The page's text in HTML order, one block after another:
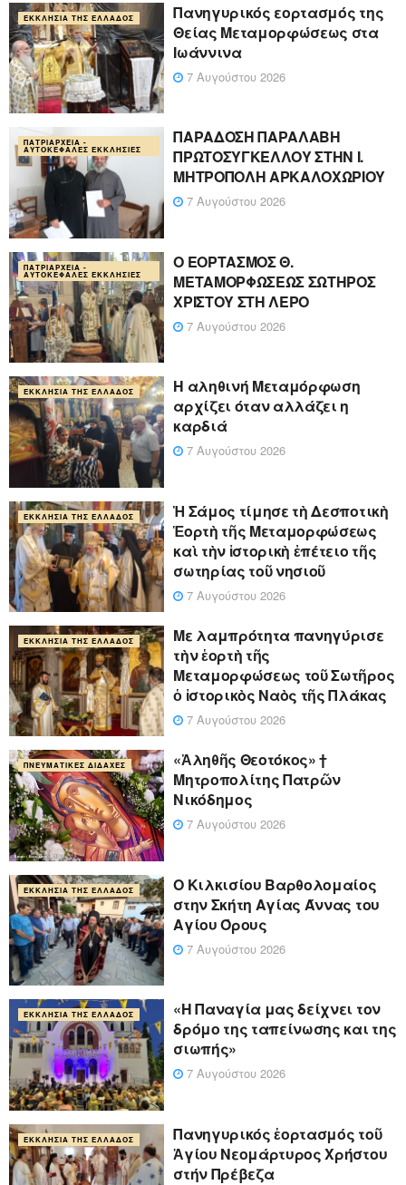
ΕΚΚΛΗΣΊΑ ΤΗΣ ΕΛΛΆΔΟΣ
Πανηγυρικός εορτασμός της
Θείας Μεταμορφώσεως στα
Ιωάννινα
7 Αυγούστου 2026
ΠΑΤΡΙΑΡΧΕΊΑ -
ΑΥΤΟΚΈΦΑΛΕΣ ΕΚΚΛΗΣΊΕΣ
ΠΑΡΑΔΟΣΗ ΠΑΡΑΛΑΒΗ
ΠΡΩΤΟΣΥΓΚΕΛΛΟΥ ΣΤΗΝ Ι.
ΜΗΤΡΟΠΟΛΗ ΑΡΚΑΛΟΧΩΡΙΟΥ
7 Αυγούστου 2026
ΠΑΤΡΙΑΡΧΕΊΑ -
ΑΥΤΟΚΈΦΑΛΕΣ ΕΚΚΛΗΣΊΕΣ
Ο ΕΟΡΤΑΣΜΟΣ Θ.
ΜΕΤΑΜΟΡΦΩΣΕΩΣ ΣΩΤΗΡΟΣ
ΧΡΙΣΤΟΥ ΣΤΗ ΛΕΡΟ
7 Αυγούστου 2026
ΕΚΚΛΗΣΊΑ ΤΗΣ ΕΛΛΆΔΟΣ
Η αληθινή Μεταμόρφωση
αρχίζει όταν αλλάζει η
καρδιά
7 Αυγούστου 2026
ΕΚΚΛΗΣΊΑ ΤΗΣ ΕΛΛΆΔΟΣ
Ἡ Σάμος τίμησε τὴ Δεσποτικὴ
Ἑορτὴ τῆς Μεταμορφώσεως
καὶ τὴν ἱστορικὴ ἐπέτειο τῆς
σωτηρίας τοῦ νησιοῦ
7 Αυγούστου 2026
ΕΚΚΛΗΣΊΑ ΤΗΣ ΕΛΛΆΔΟΣ
Με λαμπρότητα πανηγύρισε
τὴν ἑορτὴ τῆς
Μεταμορφώσεως τοῦ Σωτῆρος
ὁ ἱστορικὸς Ναὸς τῆς Πλάκας
7 Αυγούστου 2026
ΠΝΕΥΜΑΤΙΚΈΣ ΔΙΔΑΧΈΣ
«Ἀληθῆς Θεοτόκος» †
Μητροπολίτης Πατρῶν
Νικόδημος
7 Αυγούστου 2026
ΕΚΚΛΗΣΊΑ ΤΗΣ ΕΛΛΆΔΟΣ
Ο Κιλκισίου Βαρθολομαίος
στην Σκήτη Αγίας Άννας του
Αγίου Όρους
7 Αυγούστου 2026
ΕΚΚΛΗΣΊΑ ΤΗΣ ΕΛΛΆΔΟΣ
«Η Παναγία μας δείχνει τον
δρόμο της ταπείνωσης και της
σιωπής»
7 Αυγούστου 2026
ΕΚΚΛΗΣΊΑ ΤΗΣ ΕΛΛΆΔΟΣ
Πανηγυρικός ἑορτασμός τοῦ
Ἁγίου Νεομάρτυρος Χρήστου
στήν Πρέβεζα